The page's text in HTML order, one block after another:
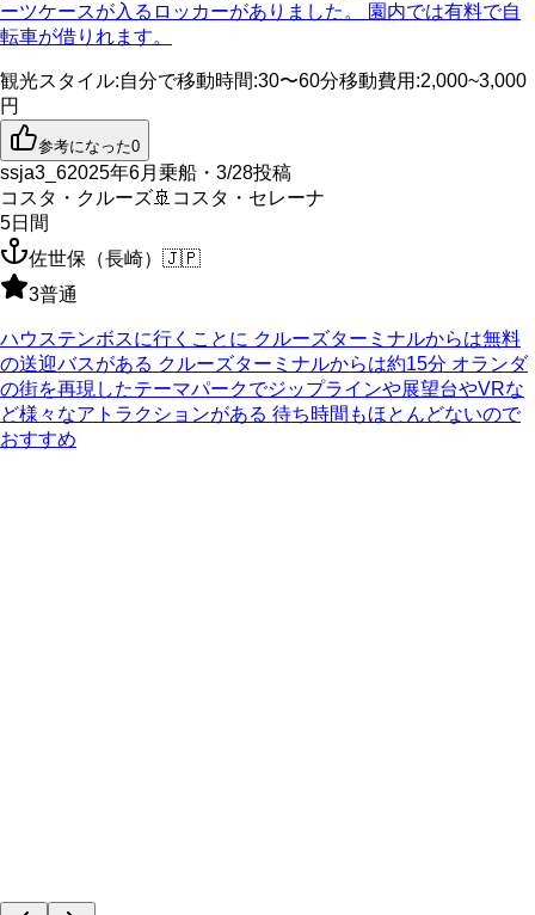
ーツケースが入るロッカーがありました。 園内では有料で自
転車が借りれます。
観光スタイル:自分で移動時間:30〜60分移動費用 :2,000~3,000
円
参考になった0
ssja3_62025年6月乗船・3/28投稿
コスタ・クルーズ🚢 コスタ・セレーナ
5日間
佐世保（長崎） 🇯🇵
3普通
ハウステンボスに行くことに クルーズターミナルからは無料
の送迎バスがある クルーズターミナルからは約15分 オランダ
の街を再現したテーマパークでジップラインや展望台やVRな
ど様々なアトラクションがある 待ち時間もほとんどないので
おすすめ